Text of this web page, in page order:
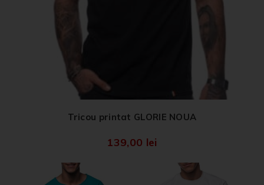
Tricou printat GLORIE NOUA
139,00 lei